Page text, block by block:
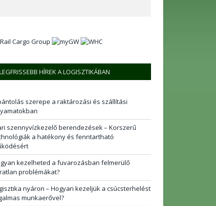
HÍREK A LOGISZTIKÁBAN
szerepe a raktározási és szállítási
szennyvízkezelő berendezések – Korszerű
a hatékony és fenntartható
kezelheted a fuvarozásban felmerülő
problémákat?
nyáron – Hogyan kezeljük a csúcsterhelést
munkaerővel?